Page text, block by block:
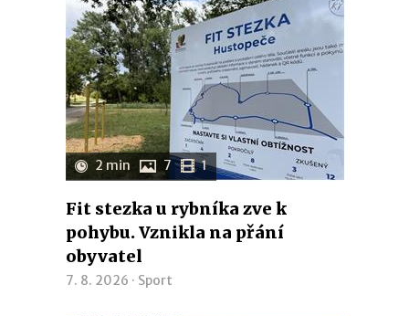
2 min 7 1
Fit stezka u rybníka zve k
pohybu. Vznikla na přání
obyvatel
7. 8. 2026 · Sport